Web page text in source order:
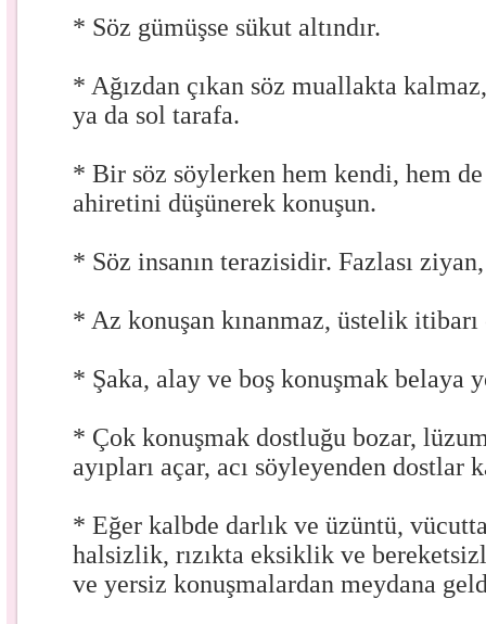
* Söz gümüşse sükut altındır.
* Ağızdan çıkan söz muallakta
ya da sol tarafa.
* Bir söz söylerken hem kendi, hem de
ahiretini düşünerek konuşun.
* Söz insanın terazisidir. Fazlası ziyan,
* Az konuşan kınanmaz, üstelik
* Şaka, alay ve boş konuşmak belaya
* Çok konuşmak dostluğu bozar,
ayıpları açar, acı söyleyenden dostlar
* Eğer kalbde darlık ve üzüntü,
halsizlik, rızıkta eksiklik ve
ve yersiz konuşmalardan meydana